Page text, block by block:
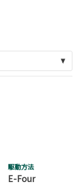
駆動方法
E-Four